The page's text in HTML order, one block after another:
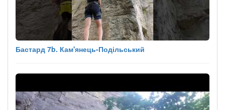
Бастард 7b. Кам'янець-Подільський